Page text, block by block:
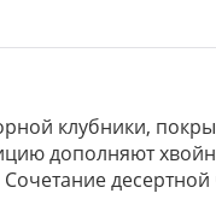
клубники,
дополняют
десертной